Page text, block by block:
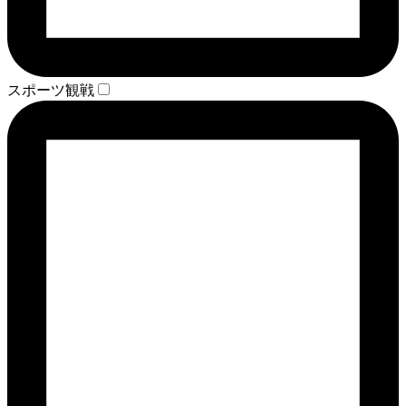
スポーツ観戦